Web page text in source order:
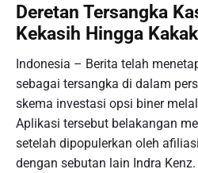
Deretan Tersangka
Kekasih Hingga
Indonesia – Berita telah
sebagai tersangka di dalam
skema investasi opsi biner
Aplikasi tersebut belakangan
setelah dipopulerkan oleh
dengan sebutan lain Indra Kenz.